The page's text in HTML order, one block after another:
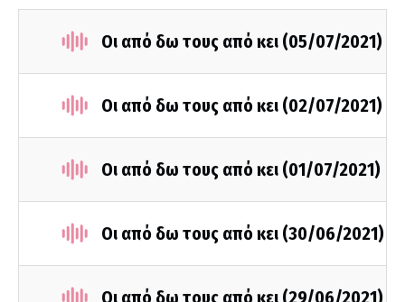
Οι από δω τους από κει (05/07/2021)
Οι από δω τους από κει (02/07/2021)
Οι από δω τους από κει (01/07/2021)
Οι από δω τους από κει (30/06/2021)
Οι από δω τους από κει (29/06/2021)